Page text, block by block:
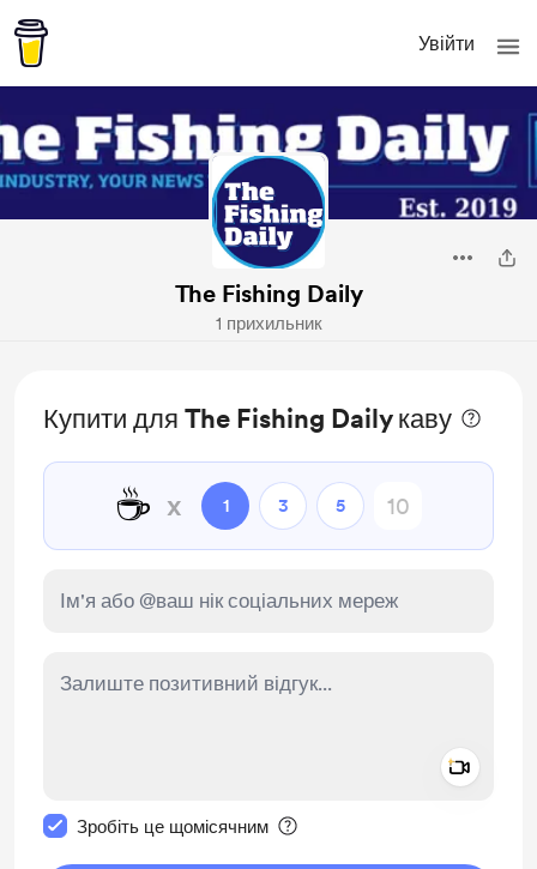
Увійти
The Fishing Daily
1 прихильник
Купити для The Fishing Daily каву
☕ x 1 3 5
Зробіть це щомісячним